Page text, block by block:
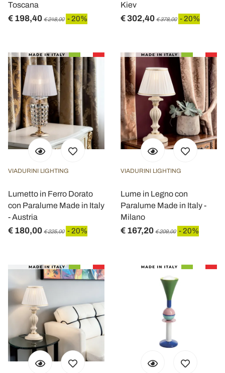
Toscana
€ 198,40 € 248,00 - 20%
Kiev
€ 302,40 € 378,00 - 20%
VIADURINI LIGHTING
Lumetto in Ferro Dorato
con Paralume Made in Italy
- Austria
€ 180,00 € 225,00 - 20%
VIADURINI LIGHTING
Lume in Legno con
Paralume Made in Italy -
Milano
€ 167,20 € 209,00 - 20%